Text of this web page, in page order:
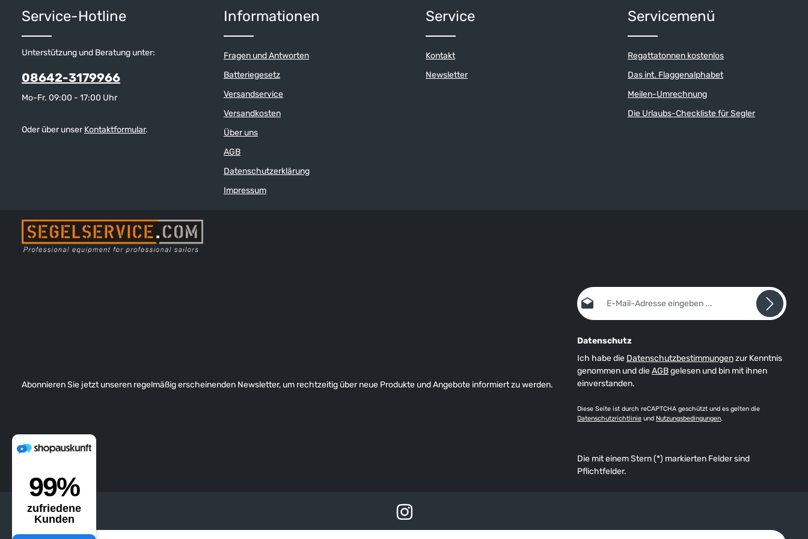
Service-Hotline
Unterstützung und Beratung unter:
08642-3179966
Mo-Fr. 09:00 - 17:00 Uhr
Oder über unserKontaktformular.
Informationen
Fragen und Antworten
Batteriegesetz
Versandservice
Versandkosten
Über uns
AGB
Datenschutzerklärung
Impressum
Service
Kontakt
Newsletter
Servicemenü
Regattatonnen kostenlos
Das int. Flaggenalphabet
Meilen-Umrechnung
Die Urlaubs-Checkliste für Segler
Abonnieren Sie jetzt unseren regelmäßig erscheinenden Newsletter, um rechtzeitig über neue Produkte und Angebote informiert zu werden.
E-Mail-Adresse*
Datenschutz
Ich habe die Datenschutzbestimmungenzur Kenntnis
genommen und dieAGBgelesen und bin mit ihnen
einverstanden.
Diese Seite ist durch reCAPTCHA geschützt und es gelten die
Datenschutzrichtlinie und Nutzungsbedingungen.
Die mit einem Stern (*) markierten Felder sind
Pflichtfelder.